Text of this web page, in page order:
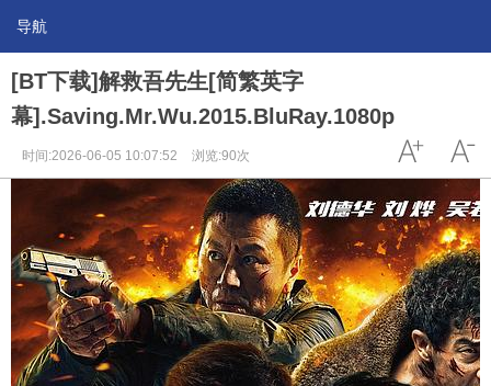
导航
[BT下载]解救吾先生[简繁英字
幕].Saving.Mr.Wu.2015.BluRay.1080p
时间:2026-06-05 10:07:52 浏览:90次